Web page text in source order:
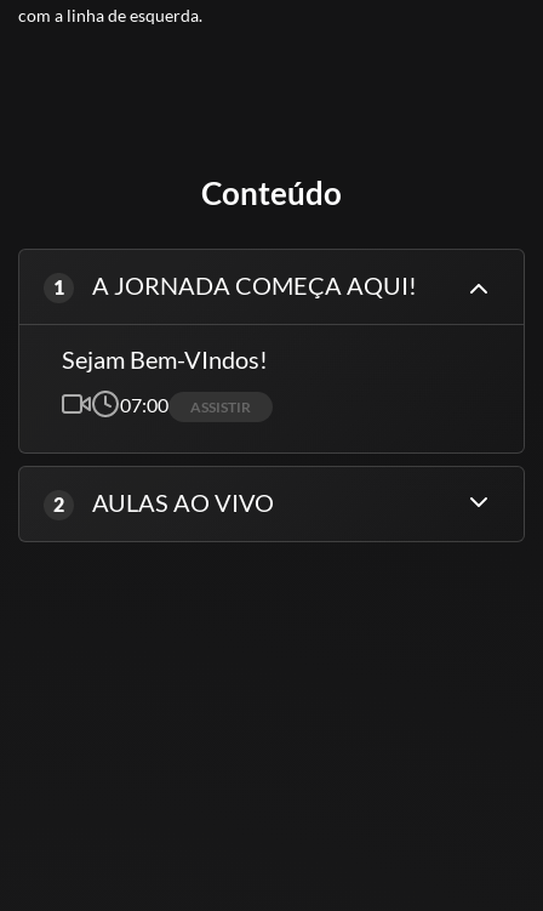
ALUNOS DA PLATAFORMA, USEM O
com a linha de esquerda.
Conteúdo
1 A JORNADA COMEÇA AQUI!
Sejam Bem-VIndos!
07:00 ASSISTIR
2 AULAS AO VIVO